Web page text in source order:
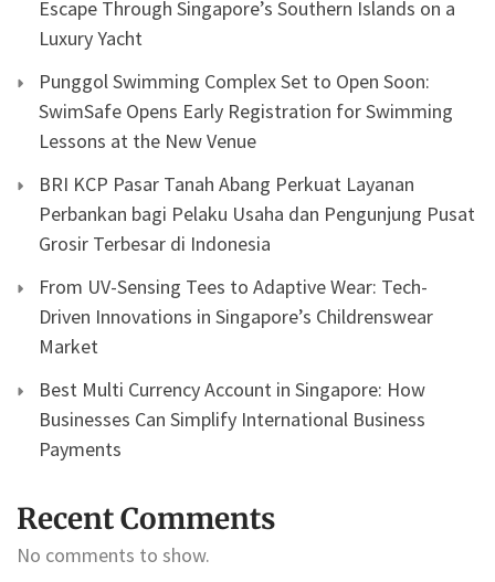
Escape Through Singapore’s Southern Islands on a
Luxury Yacht
Punggol Swimming Complex Set to Open Soon:
SwimSafe Opens Early Registration for Swimming
Lessons at the New Venue
BRI KCP Pasar Tanah Abang Perkuat Layanan
Perbankan bagi Pelaku Usaha dan Pengunjung Pusat
Grosir Terbesar di Indonesia
From UV-Sensing Tees to Adaptive Wear: Tech-
Driven Innovations in Singapore’s Childrenswear
Market
Best Multi Currency Account in Singapore: How
Businesses Can Simplify International Business
Payments
Recent Comments
No comments to show.